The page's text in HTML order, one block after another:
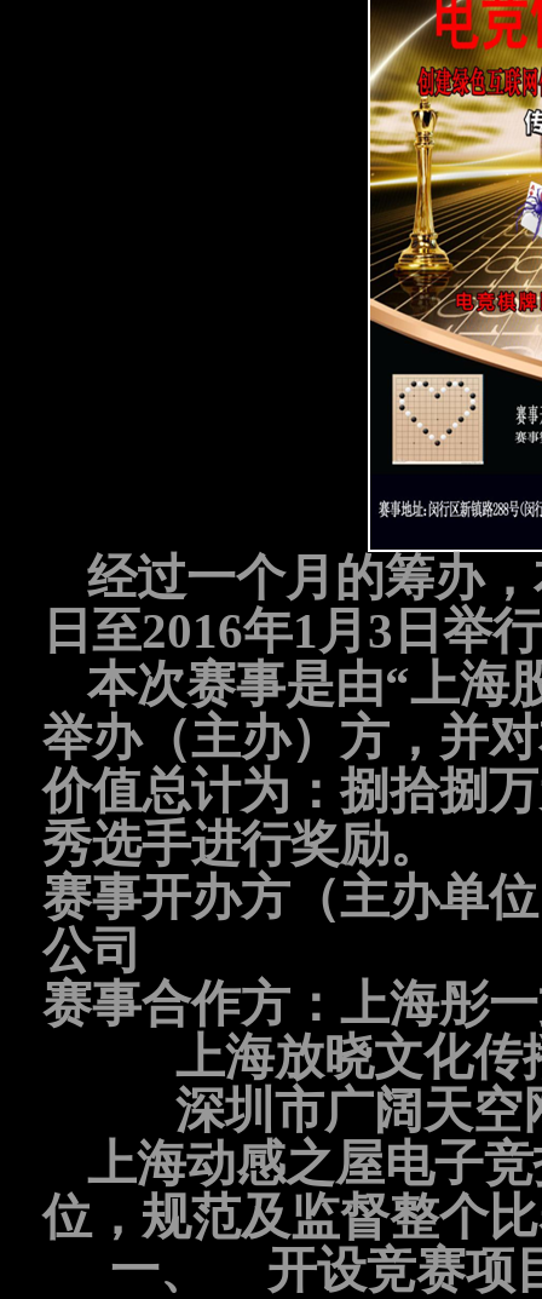
经过一个月的筹办
日至2016年1月 3 日举
本次赛事是由“上海
举办（主办）方，并
价值总计为：捌拾捌
秀选手进行奖励。
赛事开办方（主办单
公司
赛事合作方：上海彤
上海放晓文化传
深圳市广阔天空
上海动感之屋电子
位，规范及监督整个
一、
开设竞赛项